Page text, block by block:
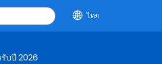
ไทย
บปี 2026